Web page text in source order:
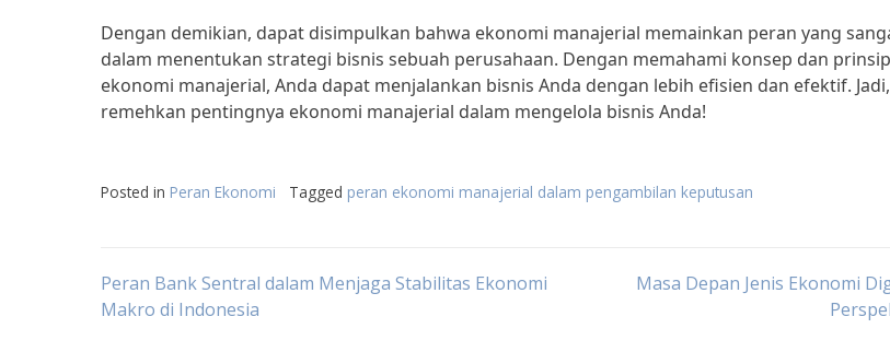
Dengan demikian, dapat disimpulkan bahwa ekonomi manajerial memainkan peran yang
dalam menentukan strategi bisnis sebuah perusahaan. Dengan memahami konsep dan
ekonomi manajerial, Anda dapat menjalankan bisnis Anda dengan lebih efisien dan efektif.
remehkan pentingnya ekonomi manajerial dalam mengelola bisnis Anda!
Posted in Peran Ekonomi Tagged peran ekonomi manajerial dalam pengambilan keputusan
Post
Peran Bank Sentral dalam Menjaga Stabilitas Ekonomi
Makro di Indonesia
Masa Depan Jenis Ekonomi